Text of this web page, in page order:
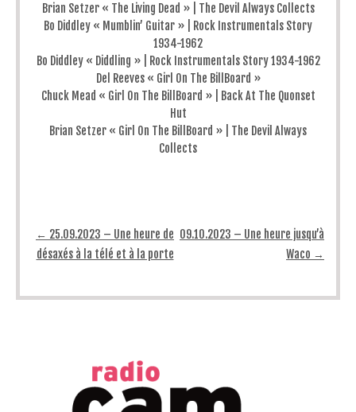
Brian Setzer « The Living Dead » | The Devil Always Collects
Bo Diddley « Mumblin’ Guitar » | Rock Instrumentals Story
1934-1962
Bo Diddley « Diddling » | Rock Instrumentals Story 1934-1962
Del Reeves « Girl On The BillBoard »
Chuck Mead « Girl On The BillBoard » | Back At The Quonset
Hut
Brian Setzer « Girl On The BillBoard » | The Devil Always
Collects
Post navigation
← 25.09.2023 – Une heure de
désaxés à la télé et à la porte
09.10.2023 – Une heure jusqu’à
Waco →